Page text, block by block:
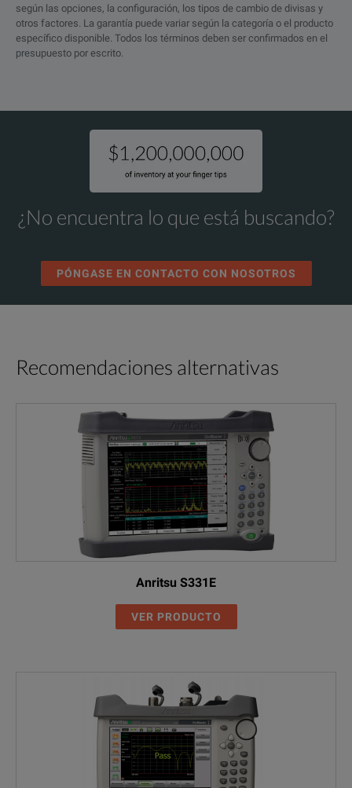
según las opciones, la configuración, los tipos de cambio de divisas y
otros factores. La garantía puede variar según la categoría o el producto
específico disponible. Todos los términos deben ser confirmados en el
presupuesto por escrito.
¿No encuentra lo que está buscando?
PÓNGASE EN CONTACTO CON NOSOTROS
Recomendaciones alternativas
Anritsu S331E
VER PRODUCTO